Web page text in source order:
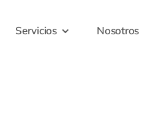
Servicios Nosotros